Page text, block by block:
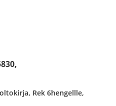
Rek 6hengellle,